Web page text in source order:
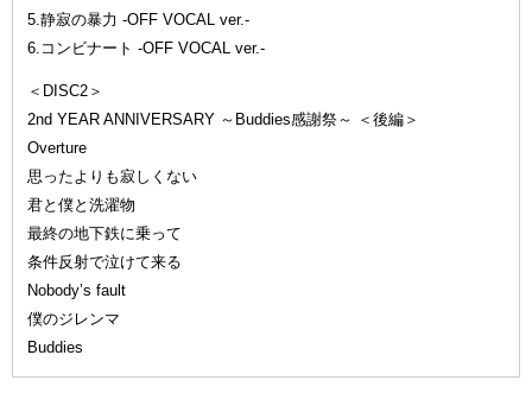
5.静寂の暴力 -OFF VOCAL ver.-
6.コンビナート -OFF VOCAL ver.-
＜DISC2＞
2nd YEAR ANNIVERSARY ～Buddies感謝祭～ ＜後編＞
Overture
思ったよりも寂しくない
君と僕と洗濯物
最終の地下鉄に乗って
条件反射で泣けて来る
Nobody’s fault
僕のジレンマ
Buddies